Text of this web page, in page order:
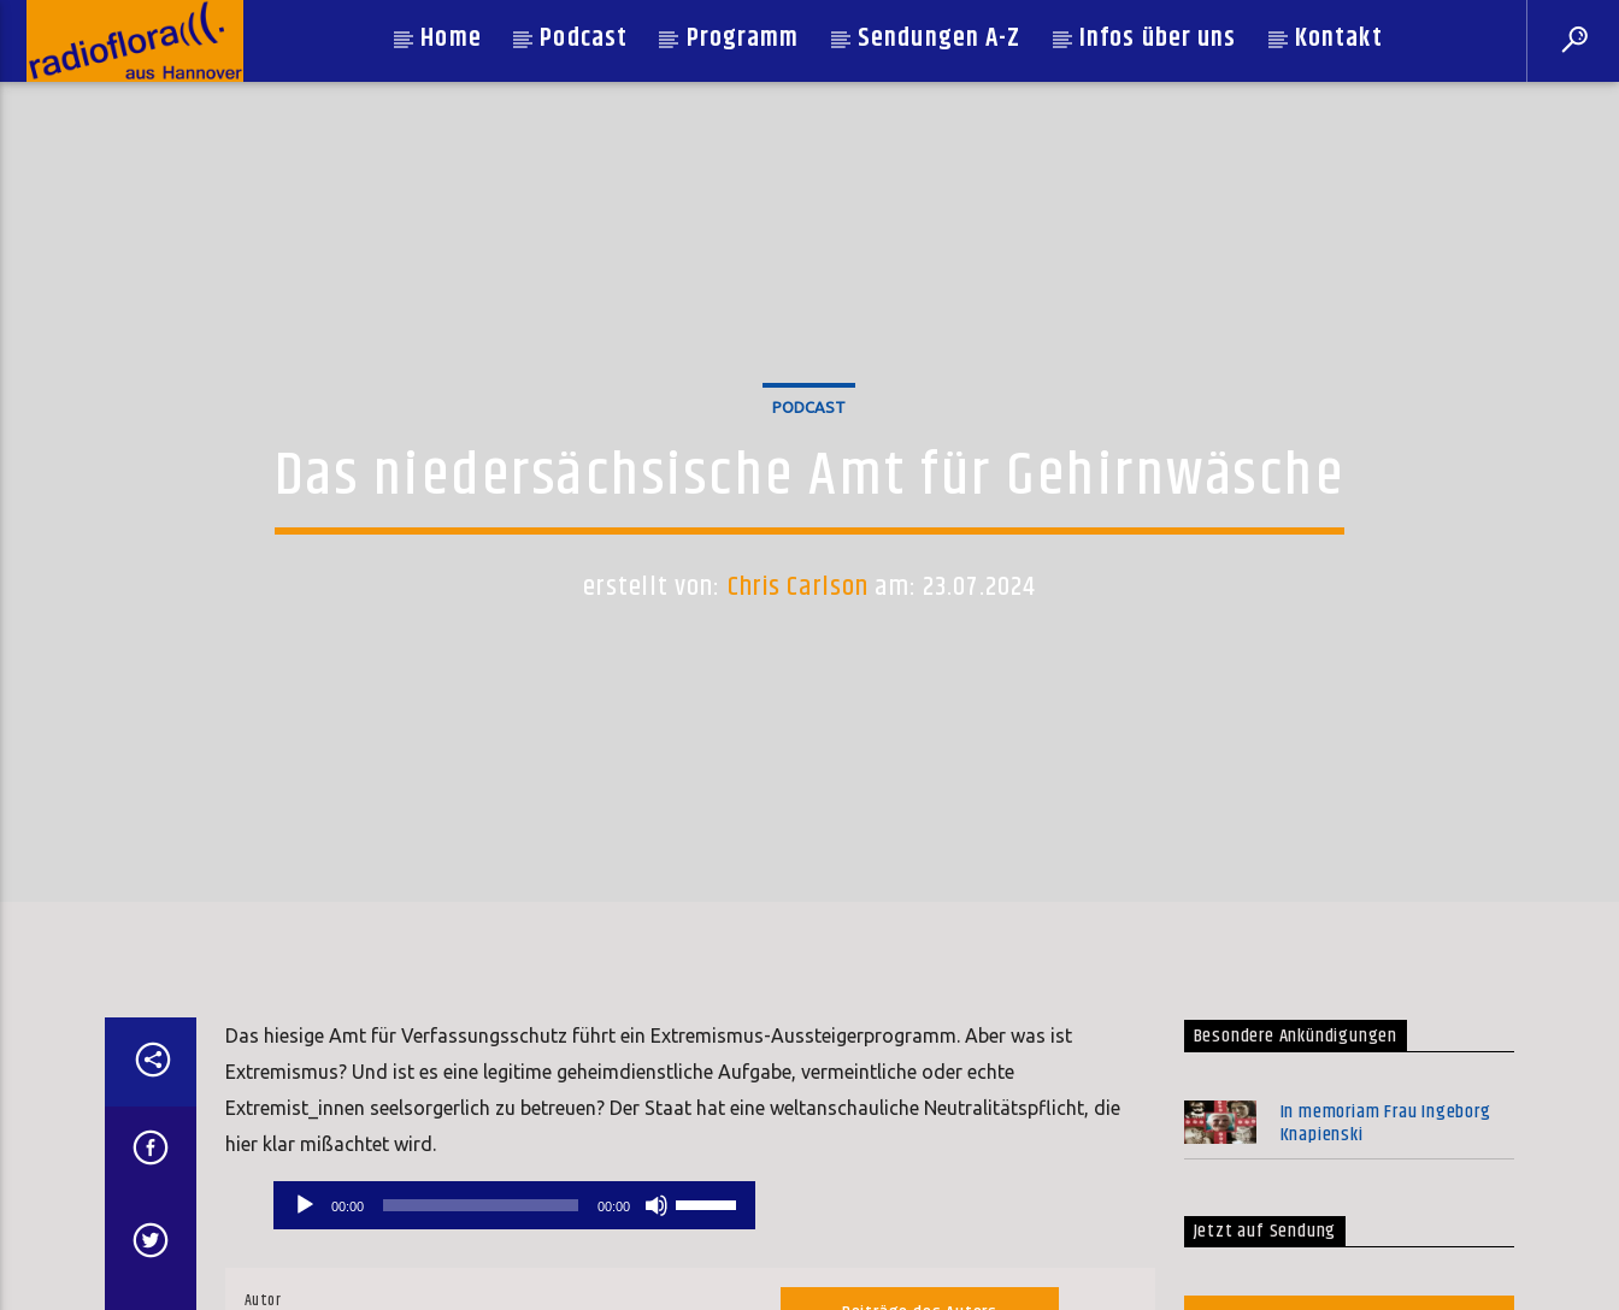
Home Podcast Programm Sendungen A-Z Infos über uns Kontakt
PODCAST
Das niedersächsische Amt für Gehirnwäsche
erstellt von: Chris Carlson am: 23.07.2024
Das hiesige Amt für Verfassungsschutz führt ein Extremismus-Aussteigerprogramm. Aber was ist
Extremismus? Und ist es eine legitime geheimdienstliche Aufgabe, vermeintliche oder echte
Extremist_innen seelsorgerlich zu betreuen? Der Staat hat eine weltanschauliche Neutralitätspflicht, die
hier klar mißachtet wird.
Audio-
Player
00:00 00:00
Pfeiltasten
Hoch/Runter
Autor
Besondere Ankündigungen
In memoriam Frau Ingeborg
Knapienski
Jetzt auf Sendung